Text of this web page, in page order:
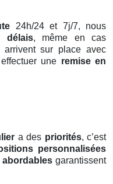
24h/24 et 7j/7, nous
délais, même en cas
sur place avec
une remise en
a des priorités, c’est
personnalisées
garantissent